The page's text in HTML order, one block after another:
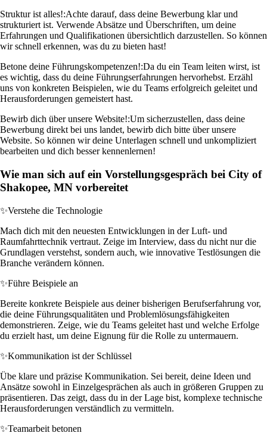
Struktur ist alles!:Achte darauf, dass deine Bewerbung klar und
strukturiert ist. Verwende Absätze und Überschriften, um deine
Erfahrungen und Qualifikationen übersichtlich darzustellen. So können
wir schnell erkennen, was du zu bieten hast!
Betone deine Führungskompetenzen!:Da du ein Team leiten wirst, ist
es wichtig, dass du deine Führungserfahrungen hervorhebst. Erzähl
uns von konkreten Beispielen, wie du Teams erfolgreich geleitet und
Herausforderungen gemeistert hast.
Bewirb dich über unsere Website!:Um sicherzustellen, dass deine
Bewerbung direkt bei uns landet, bewirb dich bitte über unsere
Website. So können wir deine Unterlagen schnell und unkompliziert
bearbeiten und dich besser kennenlernen!
Wie man sich auf ein Vorstellungsgespräch bei City of
Shakopee, MN vorbereitet
✨Verstehe die Technologie
Mach dich mit den neuesten Entwicklungen in der Luft- und
Raumfahrttechnik vertraut. Zeige im Interview, dass du nicht nur die
Grundlagen verstehst, sondern auch, wie innovative Testlösungen die
Branche verändern können.
✨Führe Beispiele an
Bereite konkrete Beispiele aus deiner bisherigen Berufserfahrung vor,
die deine Führungsqualitäten und Problemlösungsfähigkeiten
demonstrieren. Zeige, wie du Teams geleitet hast und welche Erfolge
du erzielt hast, um deine Eignung für die Rolle zu untermauern.
✨Kommunikation ist der Schlüssel
Übe klare und präzise Kommunikation. Sei bereit, deine Ideen und
Ansätze sowohl in Einzelgesprächen als auch in größeren Gruppen zu
präsentieren. Das zeigt, dass du in der Lage bist, komplexe technische
Herausforderungen verständlich zu vermitteln.
✨Teamarbeit betonen